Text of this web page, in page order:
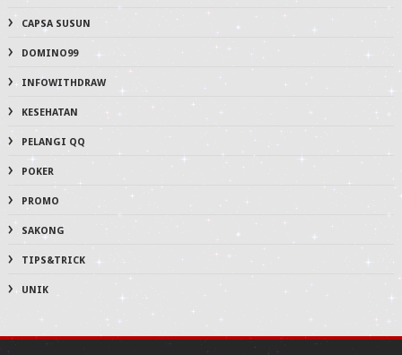
CAPSA SUSUN
DOMINO99
INFOWITHDRAW
KESEHATAN
PELANGI QQ
POKER
PROMO
SAKONG
TIPS&TRICK
UNIK